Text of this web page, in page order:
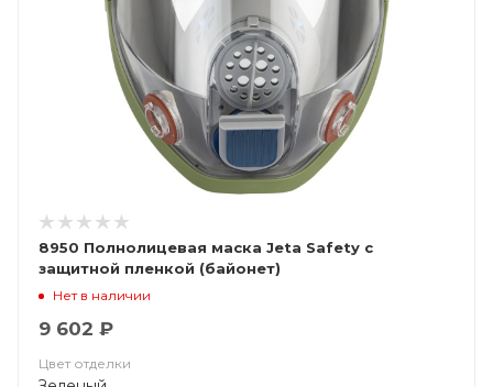
8950 Полнолицевая маска Jeta Safety с
защитной пленкой (байонет)
Нет в наличии
9 602 ₽
Цвет отделки